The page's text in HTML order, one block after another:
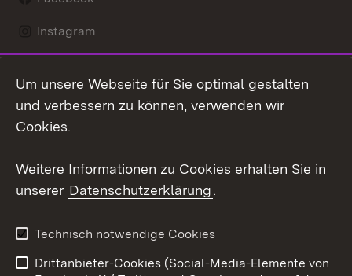
Instagram
Mastodon
Youtube
Kontakt
Datenschutz
Barrierefreiheit
Impressum Cookies
Um unsere Webseite für Sie optimal gestalten
und verbessern zu können, verwenden wir
Cookies.
Weitere Informationen zu Cookies erhalten Sie in
unserer Datenschutzerklärung.
Technisch notwendige Cookies
Drittanbieter-Cookies (Social-Media-Elemente von